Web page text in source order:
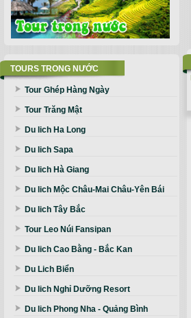
TOURS TRONG NƯỚC
Tour Ghép Hàng Ngày
Tour Trăng Mật
Du lich Ha Long
Du lich Sapa
Du lich Hà Giang
Du lich Mộc Châu-Mai Châu-Yên Bái
Du lich Tây Bắc
Tour Leo Núi Fansipan
Du lich Cao Bằng - Bắc Kan
Du Lich Biển
Du lich Nghỉ Dưỡng Resort
Du lich Phong Nha - Quảng Bình